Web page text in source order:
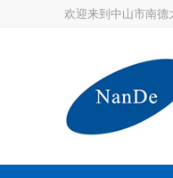
欢迎来到中山市南德